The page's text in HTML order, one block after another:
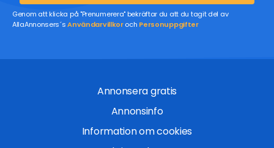
Genom att klicka på "Prenumerera" bekräftar du att du tagit del av
AllaAnnonsers´sAnvändarvillkoroch Personuppgifter
Annonsera gratis
Annonsinfo
Information om cookies